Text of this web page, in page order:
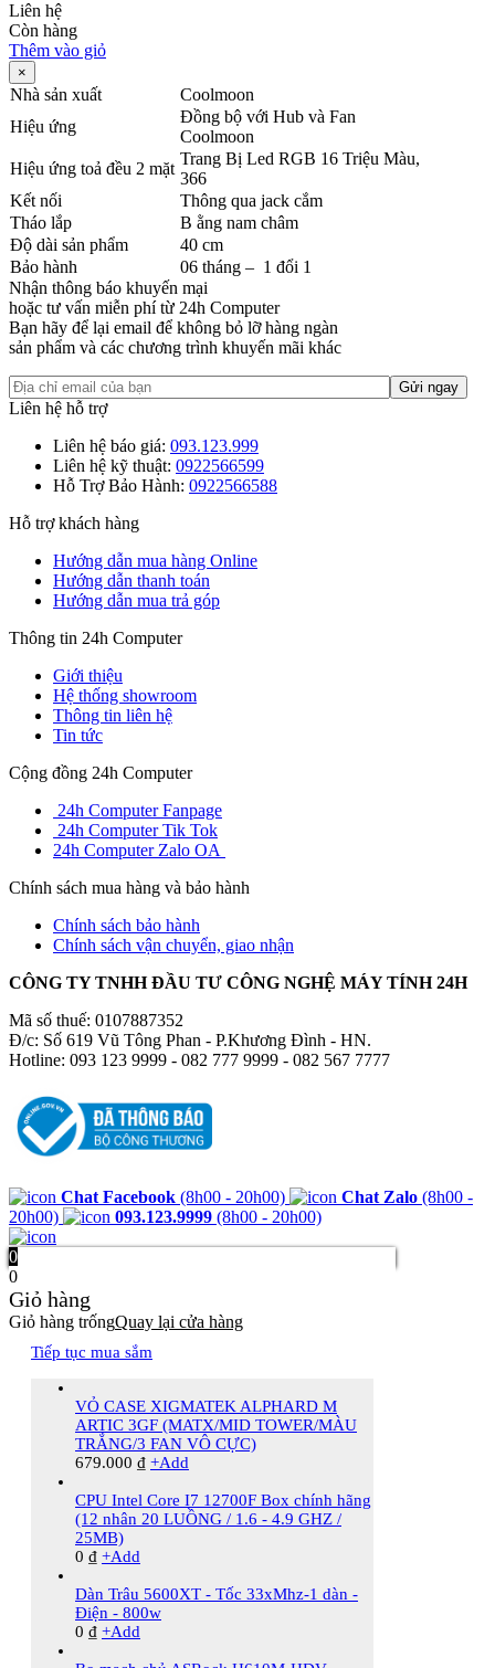
Liên hệ
Còn hàng
Thêm vào giỏ
×
Nhà sản xuất
Coolmoon
Hiệu ứng
Đồng bộ với Hub và Fan
Coolmoon
Hiệu ứng toả đều 2 mặt
Trang Bị Led RGB 16 Triệu Màu,
366
Kết nối
Thông qua jack cắm
Tháo lắp
B ằng nam châm
Độ dài sản phẩm
40 cm
Bảo hành
06 tháng – 1 đổi 1
Nhận thông báo khuyến mại
hoặc tư vấn miễn phí từ 24h Computer
Bạn hãy để lại email để không bỏ lỡ hàng ngàn
sản phẩm và các chương trình khuyến mãi khác
Liên hệ hỗ trợ
Liên hệ báo giá: 093.123.999
Liên hệ kỹ thuật: 0922566599
Hỗ Trợ Bảo Hành: 0922566588
Hỗ trợ khách hàng
Hướng dẫn mua hàng Online
Hướng dẫn thanh toán
Hướng dẫn mua trả góp
Thông tin 24h Computer
Giới thiệu
Hệ thống showroom
Thông tin liên hệ
Tin tức
Cộng đồng 24h Computer
24h Computer Fanpage
24h Computer Tik Tok
24h Computer Zalo OA
Chính sách mua hàng và bảo hành
Chính sách bảo hành
Chính sách vận chuyển, giao nhận
CÔNG TY TNHH ĐẦU TƯ CÔNG NGHỆ MÁY TÍNH 24H
Mã số thuế: 0107887352
Đ/c: Số 619 Vũ Tông Phan - P.Khương Đình - HN.
Hotline: 093 123 9999 - 082 777 9999 - 082 567 7777
Chat Facebook (8h00 - 20h00) Chat Zalo (8h00 -
20h00)
093.123.9999 (8h00 - 20h00)
0
0
Giỏ hàng
Giỏ hàng trốngQuay lại cửa hàng
Tiếp tục mua sắm
VỎ CASE XIGMATEK ALPHARD M
ARTIC 3GF (MATX/MID TOWER/MÀU
TRẮNG/3 FAN VÔ CỰC)
679.000 ₫ +Add
CPU Intel Core I7 12700F Box chính hãng
(12 nhân 20 LUỒNG / 1.6 - 4.9 GHZ /
25MB)
0 ₫ +Add
Dàn Trâu 5600XT - Tốc 33xMhz-1 dàn -
Điện - 800w
0 ₫ +Add